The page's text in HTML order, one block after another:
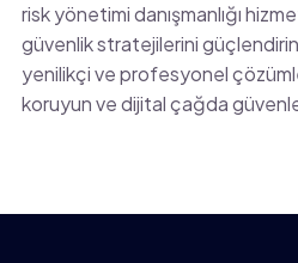
risk yönetimi danışmanlığı
güvenlik stratejilerini
yenilikçi ve profesyonel
koruyun ve dijital çağda